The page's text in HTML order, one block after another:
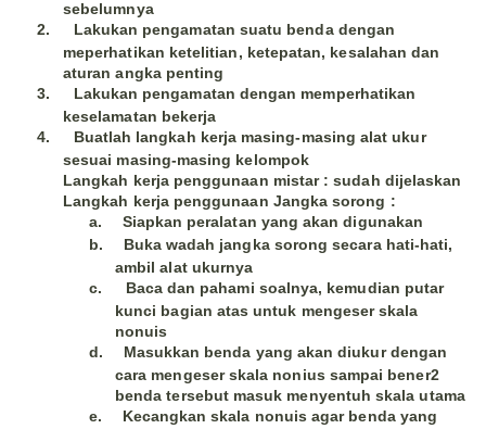
sebelumnya
2.
Lakukan pengamatan suatu benda dengan
meperhatikan ketelitian, ketepatan, kesalahan dan
aturan angka penting
3.
Lakukan pengamatan dengan memperhatikan
keselamatan bekerja
4.
Buatlah langkah kerja masing-masing alat ukur
sesuai masing-masing kelompok
Langkah kerja penggunaan mistar : sudah dijelaskan
Langkah kerja penggunaan Jangka sorong :
a.
Siapkan peralatan yang akan digunakan
b.
Buka wadah jangka sorong secara hati-hati,
ambil alat ukurnya
c.
Baca dan pahami soalnya, kemudian putar
kunci bagian atas untuk mengeser skala
nonuis
d.
Masukkan benda yang akan diukur dengan
cara mengeser skala nonius sampai bener2
benda tersebut masuk menyentuh skala utama
e.
Kecangkan skala nonuis agar benda yang